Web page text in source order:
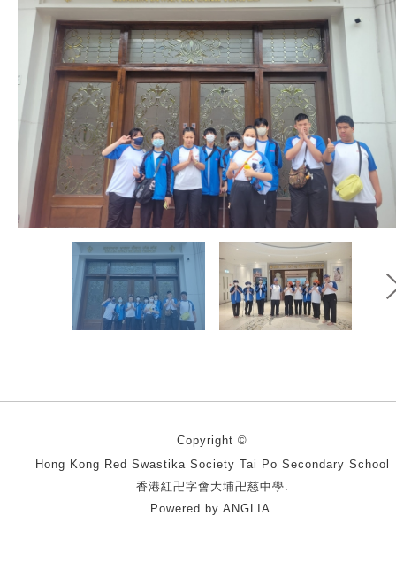
Copyright ©
Hong Kong Red Swastika Society Tai Po Secondary School
香港紅卍字會大埔卍慈中學.
Powered by ANGLIA